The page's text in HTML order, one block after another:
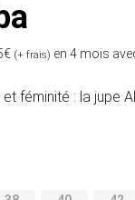
(+ frais) en 4 mois
féminité : la jupe